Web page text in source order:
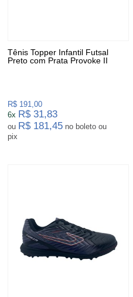
Tênis Topper Infantil Futsal
Preto com Prata Provoke II
R$ 191,00
6x R$ 31,83
ou R$ 181,45 no boleto ou
pix